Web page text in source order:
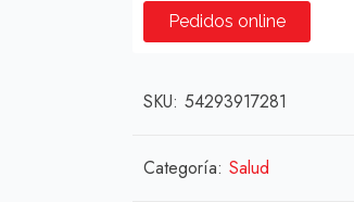
original
era:
48,00 €.
Pedidos online
SKU: 54293917281
Categoría: Salud